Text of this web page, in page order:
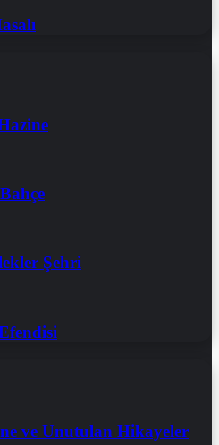
Şehri
ve Unutulan Hikayeler